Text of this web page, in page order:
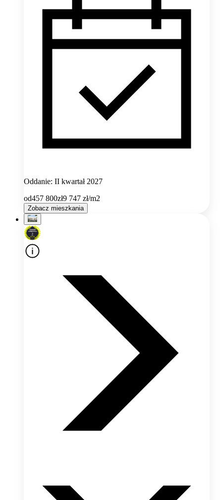
Oddanie: II kwartał 2027
od457 800zł9 747 zł/m2
Zobacz mieszkania